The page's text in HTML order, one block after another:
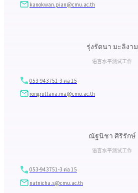
kanokwan.pian@cmu.ac.th
รุ่งรัตนา มะลิงาม
语言水平测试工作
053-943751-3 ต่อ 15
rongruttana.ma@cmu.ac.th
ณัฐนิชา ศิริรักษ์
语言水平测试工作
053-943751-3 ต่อ 15
natnicha.s@cmu.ac.th